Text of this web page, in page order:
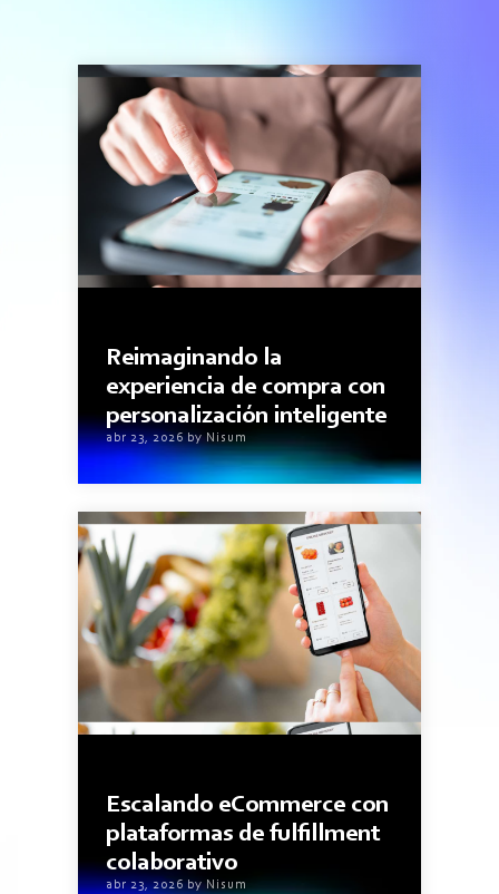
Reimaginando la
experiencia de compra con
personalización inteligente
abr 23, 2026 by Nisum
Escalando eCommerce con
plataformas de fulfillment
colaborativo
abr 23, 2026 by Nisum